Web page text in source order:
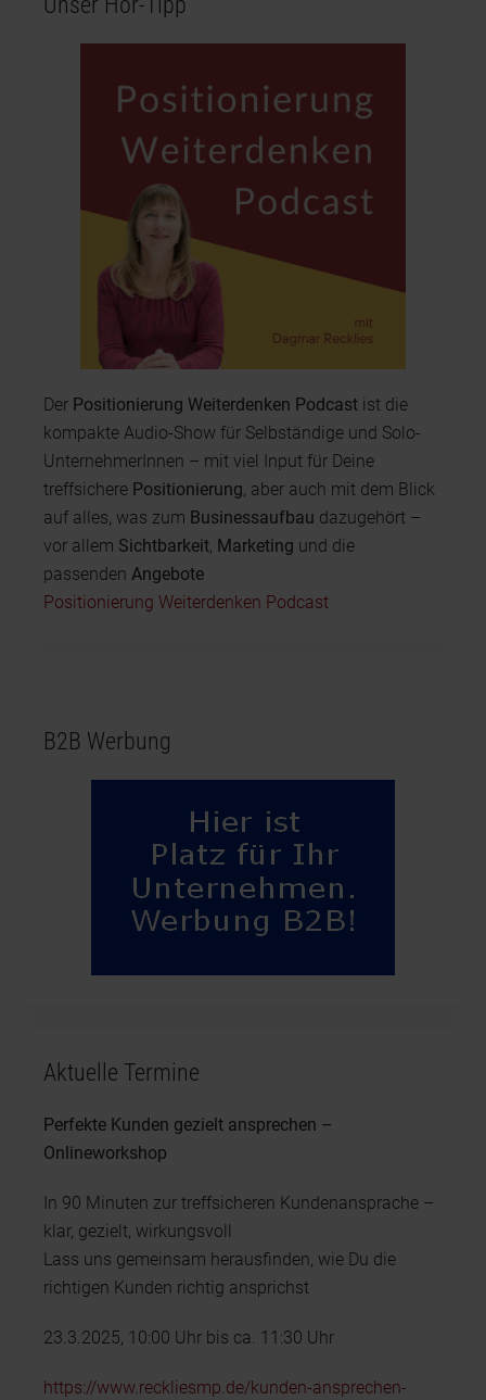
Der Positionierung Weiterdenken Podcast ist die
kompakte Audio-Show für Selbständige und Solo-
UnternehmerInnen – mit viel Input für Deine
treffsichere Positionierung, aber auch mit dem Blick
auf alles, was zum Businessaufbau dazugehört –
vor allem Sichtbarkeit, Marketing und die
passenden Angebote
Positionierung Weiterdenken Podcast
B2B Werbung
Aktuelle Termine
Perfekte Kunden gezielt ansprechen –
Onlineworkshop
In 90 Minuten zur treffsicheren Kundenansprache –
klar, gezielt, wirkungsvoll
Lass uns gemeinsam herausfinden, wie Du die
richtigen Kunden richtig ansprichst
23.3.2025, 10:00 Uhr bis ca. 11:30 Uhr
https://www.reckliesmp.de/kunden-ansprechen-